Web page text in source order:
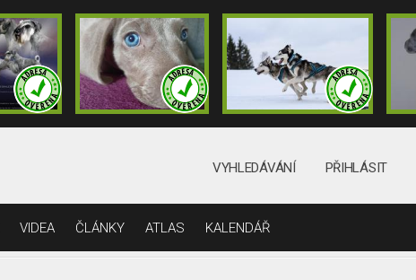
VYHLEDÁVÁNÍ PŘIHLÁSIT
VIDEA ČLÁNKY ATLAS KALENDÁŘ